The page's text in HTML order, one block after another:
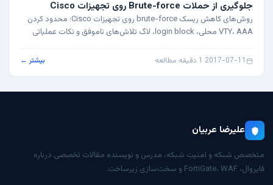
جلوگیری از حملات Brute-force روی تجهیزات Cisco
روش‌های کاهش ریسک brute-force روی تجهیزات Cisco؛ محدود کردن
VTY، AAA محلی، login block، لاگ تلاش‌های ناموفق و نکات عملیاتی
2017-07-11
· 1 دقیقه مطالعه بیشتر ←
علیرضا عربیان
متخصص شبکه و امنیت شبکه، مدرس و نویسنده مقالات تخصصی درباره
فایروال، FortiGate، WAF و سخت‌سازی زیرساخت.